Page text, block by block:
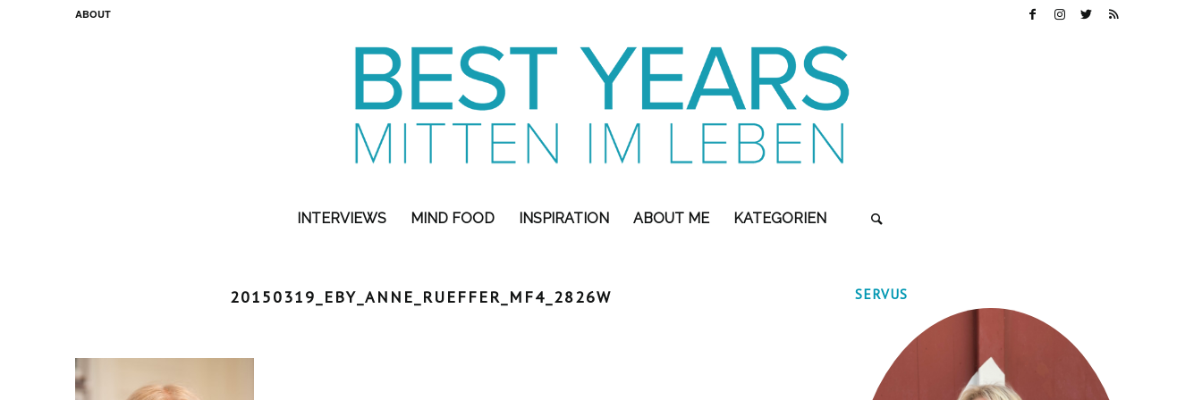
ABOUT
INTERVIEWS MIND FOOD INSPIRATION ABOUT ME KATEGORIEN
20150319_EBY_ANNE_RUEFFER_MF4_2826W SERVUS